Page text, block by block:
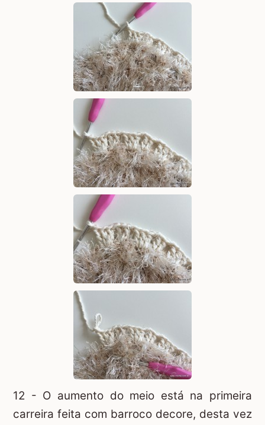
12 - O aumento do meio está na primeira
carreira feita com barroco decore, desta vez